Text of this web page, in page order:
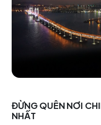
ĐỪNG QUÊN NƠI
NHẤT